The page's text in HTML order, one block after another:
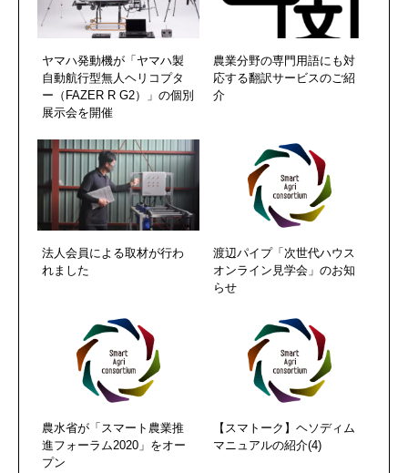
ヤマハ発動機が「ヤマハ製
自動航行型無人ヘリコプタ
ー（FAZER R G2）」の個別
展示会を開催
農業分野の専門用語にも対
応する翻訳サービスのご紹
介
法人会員による取材が行わ
れました
渡辺パイプ「次世代ハウス
オンライン見学会」のお知
らせ
農水省が「スマート農業推
進フォーラム2020」をオー
プン
【スマトーク】ヘソディム
マニュアルの紹介(4)